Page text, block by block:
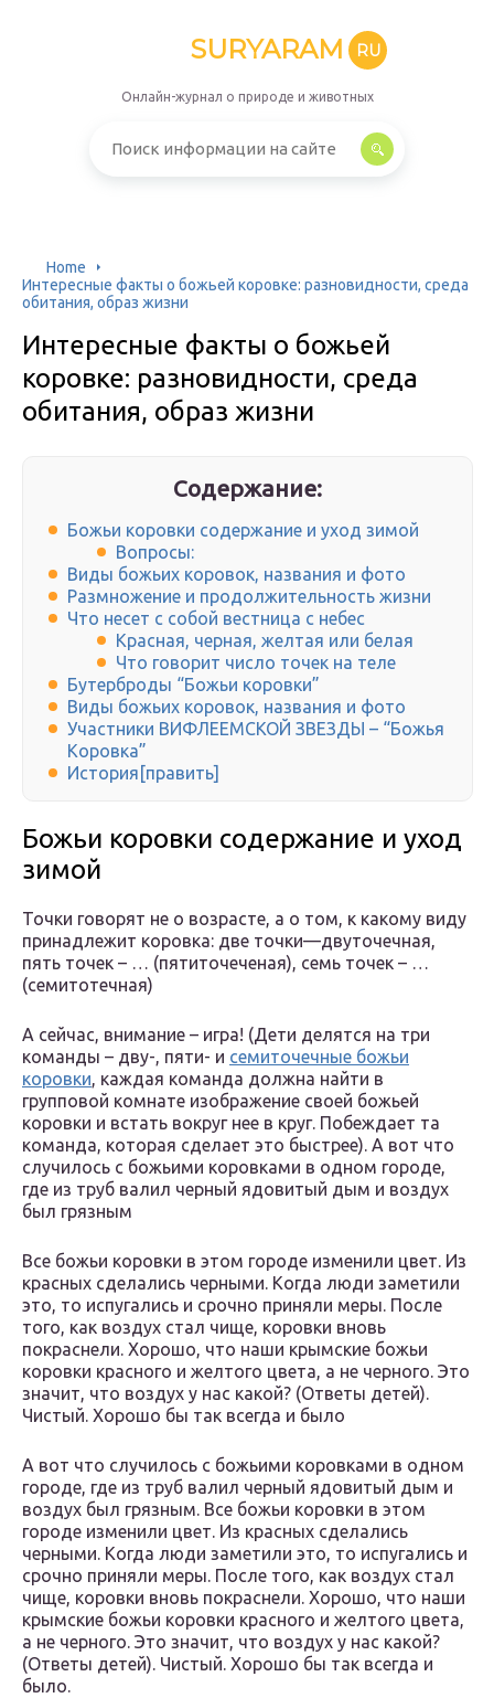
SURYARAM RU
Онлайн-журнал о природе и животных
Home
Интересные факты о божьей коровке: разновидности, среда
обитания, образ жизни
Интересные факты о божьей
коровке: разновидности, среда
обитания, образ жизни
Содержание:
Божьи коровки содержание и уход зимой
Вопросы:
Виды божьих коровок, названия и фото
Размножение и продолжительность жизни
Что несет с собой вестница с небес
Красная, черная, желтая или белая
Что говорит число точек на теле
Бутерброды “Божьи коровки”
Виды божьих коровок, названия и фото
Участники ВИФЛЕЕМСКОЙ ЗВЕЗДЫ – “Божья
Коровка”
История[править]
Божьи коровки содержание и уход
зимой
Точки говорят не о возрасте, а о том, к какому виду
принадлежит коровка: две точки—двуточечная,
пять точек – … (пятиточеченая), семь точек – …
(семитотечная)
А сейчас, внимание – игра! (Дети делятся на три
команды – дву-, пяти- и семиточечные божьи
коровки, каждая команда должна найти в
групповой комнате изображение своей божьей
коровки и встать вокруг нее в круг. Побеждает та
команда, которая сделает это быстрее). А вот что
случилось с божьими коровками в одном городе,
где из труб валил черный ядовитый дым и воздух
был грязным
Все божьи коровки в этом городе изменили цвет. Из
красных сделались черными. Когда люди заметили
это, то испугались и срочно приняли меры. После
того, как воздух стал чище, коровки вновь
покраснели. Хорошо, что наши крымские божьи
коровки красного и желтого цвета, а не черного. Это
значит, что воздух у нас какой? (Ответы детей).
Чистый. Хорошо бы так всегда и было
А вот что случилось с божьими коровками в одном
городе, где из труб валил черный ядовитый дым и
воздух был грязным. Все божьи коровки в этом
городе изменили цвет. Из красных сделались
черными. Когда люди заметили это, то испугались и
срочно приняли меры. После того, как воздух стал
чище, коровки вновь покраснели. Хорошо, что наши
крымские божьи коровки красного и желтого цвета,
а не черного. Это значит, что воздух у нас какой?
(Ответы детей). Чистый. Хорошо бы так всегда и
было.